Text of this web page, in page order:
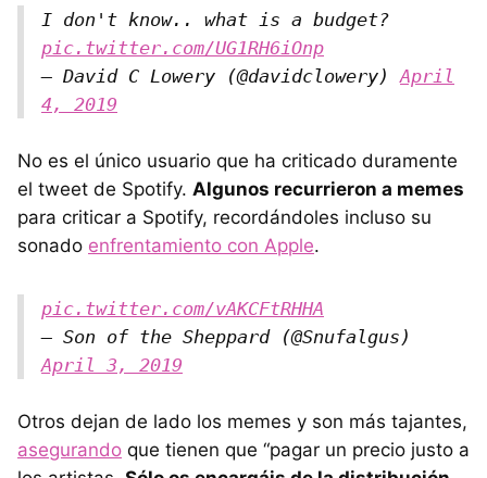
I don't know.. what is a budget?
pic.twitter.com/UG1RH6iOnp
— David C Lowery (@davidclowery)April
4, 2019
No es el único usuario que ha criticado duramente
el tweet de Spotify. Algunos recurrieron a memes
para criticar a Spotify, recordándoles incluso su
sonado enfrentamiento con Apple.
pic.twitter.com/vAKCFtRHHA
— Son of the Sheppard (@Snufalgus)
April 3, 2019
Otros dejan de lado los memes y son más tajantes,
asegurando que tienen que “pagar un precio justo a